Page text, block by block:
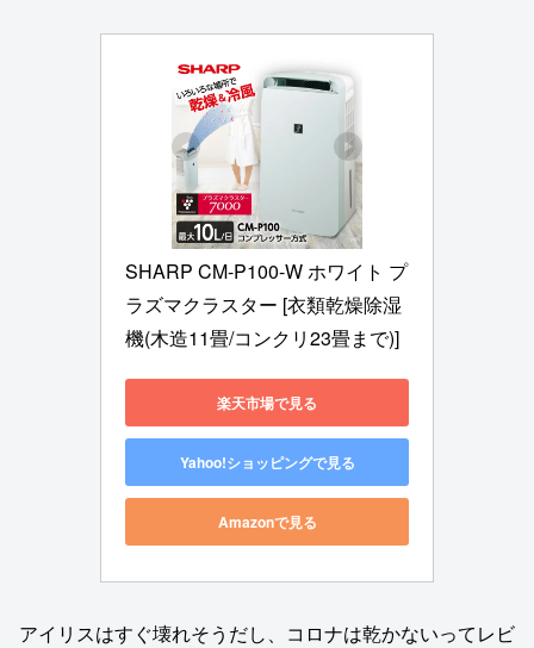
SHARP CM-P100-W ホワイト プ
ラズマクラスター [衣類乾燥除湿
機(木造11畳/コンクリ23畳まで)]
楽天市場で見る
Yahoo!ショッピングで見る
Amazonで見る
アイリスはすぐ壊れそうだし、コロナは乾かないってレビ